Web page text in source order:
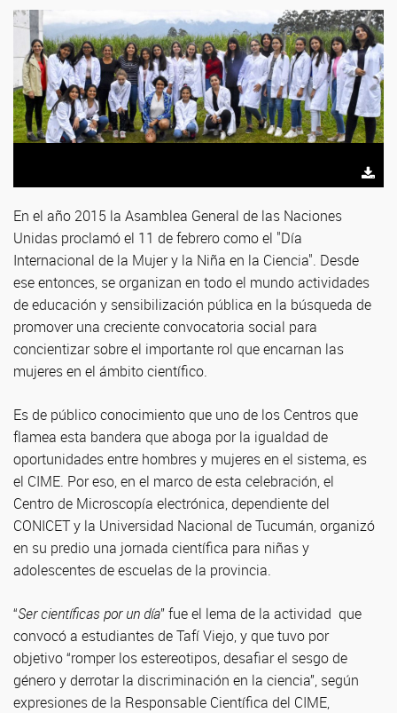
En el año 2015 la Asamblea General de las Naciones
Unidas proclamó el 11 de febrero como el "Día
Internacional de la Mujer y la Niña en la Ciencia". Desde
ese entonces, se organizan en todo el mundo actividades
de educación y sensibilización pública en la búsqueda de
promover una creciente convocatoria social para
concientizar sobre el importante rol que encarnan las
mujeres en el ámbito científico.
Es de público conocimiento que uno de los Centros que
flamea esta bandera que aboga por la igualdad de
oportunidades entre hombres y mujeres en el sistema, es
el CIME. Por eso, en el marco de esta celebración, el
Centro de Microscopía electrónica, dependiente del
CONICET y la Universidad Nacional de Tucumán, organizó
en su predio una jornada científica para niñas y
adolescentes de escuelas de la provincia.
“Ser científicas por un día” fue el lema de la actividad que
convocó a estudiantes de Tafí Viejo, y que tuvo por
objetivo “romper los estereotipos, desafiar el sesgo de
género y derrotar la discriminación en la ciencia”, según
expresiones de la Responsable Científica del CIME,